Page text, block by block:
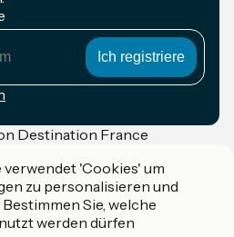
Destination France
verwendet 'Cookies' um
zu personalisieren und
Sie, welche
werden dürfen